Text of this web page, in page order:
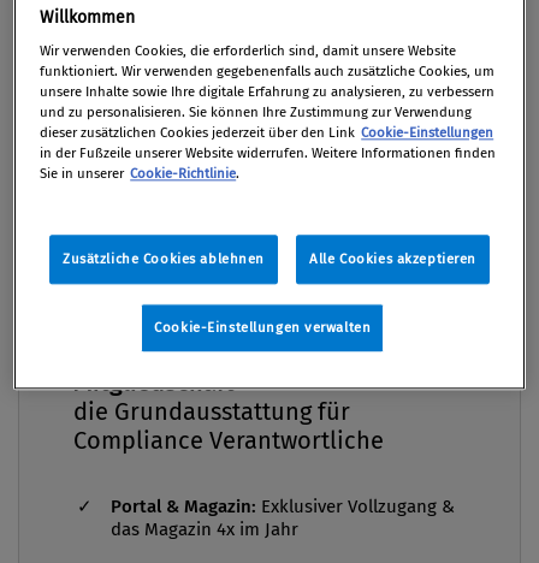
(Participation) und Zusammenarbeit
(Collaboration) die Rede ist, dann ist der Begriff
Transparenz zur Stelle. Doch was steckt hinter
dem Terminus? Eine Analyse.
2/2011, S. 34
Die Politik ist aktuell intensiv mit diesem Thema
befasst: Gesetzesbezeichnungen
(Transparenzdatenbank, Preistransparenz,
Transparenz von Medienkooperationen, etc) und
Korruption und für Transparenz in der Politik“ (ua PK
Nr. 318 v. 31. März 2011) sollen „Bewusstheit“
Premium
Compliance Praxis Premium
Mitgliedschaft -
die Grundausstattung für
Compliance Verantwortliche
Portal & Magazin: Exklusiver Vollzugang &
das Magazin 4x im Jahr
Willkommen
Wir verwenden Cookies, die erforderlich sind, damit unsere Website
funktioniert. Wir verwenden gegebenenfalls auch zusätzliche Cookies, um
unsere Inhalte sowie Ihre digitale Erfahrung zu analysieren, zu verbessern
und zu personalisieren. Sie können Ihre Zustimmung zur Verwendung
dieser zusätzlichen Cookies jederzeit über den Link Cookie-Einstellungen
in der Fußzeile unserer Website widerrufen. Weitere Informationen finden
Sie in unserer Cookie-Richtlinie.
Zusätzliche Cookies ablehnen Alle Cookies akzeptieren
Cookie-Einstellungen verwalten